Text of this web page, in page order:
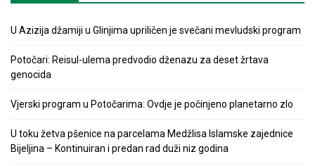
U Azizija džamiji u Glinjima upriličen je svečani mevludski program
Potočari: Reisul-ulema predvodio dženazu za deset žrtava
genocida
Vjerski program u Potočarima: Ovdje je počinjeno planetarno zlo
U toku žetva pšenice na parcelama Medžlisa Islamske zajednice
Bijeljina – Kontinuiran i predan rad duži niz godina